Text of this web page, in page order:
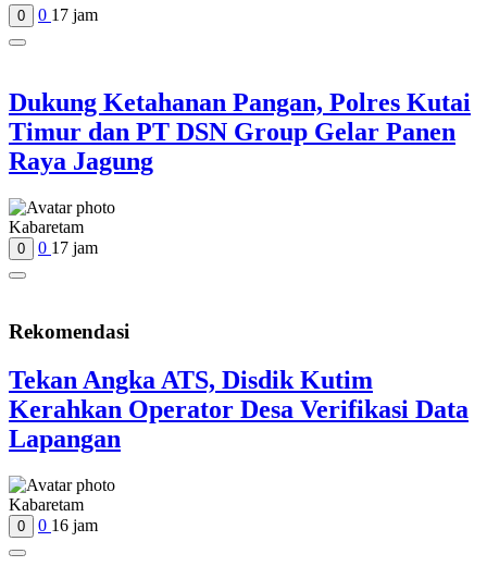
0 0 17 jam
Dukung Ketahanan Pangan, Polres Kutai
Timur dan PT DSN Group Gelar Panen
Raya Jagung
Kabaretam
0 0 17 jam
Rekomendasi
Tekan Angka ATS, Disdik Kutim
Kerahkan Operator Desa Verifikasi Data
Lapangan
Kabaretam
0 0 16 jam